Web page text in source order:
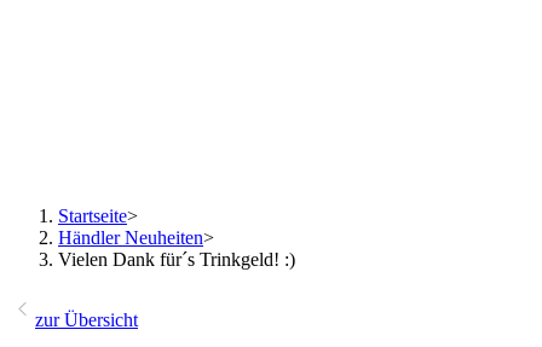
Startseite>
Händler Neuheiten>
Vielen Dank für´s Trinkgeld! :)
zur Übersicht